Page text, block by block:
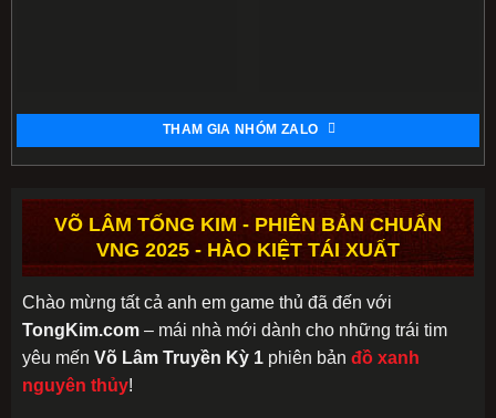
THAM GIA NHÓM ZALO
VÕ LÂM TỐNG KIM - PHIÊN BẢN CHUẨN
VNG 2025 - HÀO KIỆT TÁI XUẤT
Chào mừng tất cả anh em game thủ đã đến với
TongKim.com– mái nhà mới dành cho những trái tim
yêu mến Võ Lâm Truyền Kỳ 1phiên bản đồ xanh
nguyên thủy!